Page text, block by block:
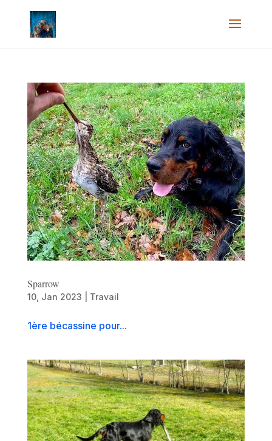
Sparrow
10, Jan 2023 Travail
1ère bécassine pour...